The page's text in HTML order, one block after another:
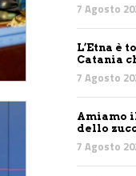
7 Agosto
L’Etna è
Catania
7 Agosto
Amiamo
dello
7 Agosto